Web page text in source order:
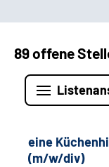
89 offene
eine
(m/w/div)